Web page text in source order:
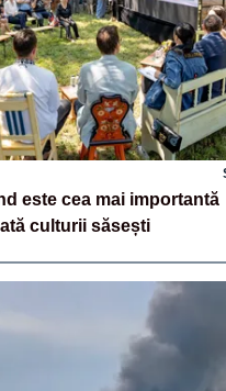
este cea mai importantă
culturii săsești